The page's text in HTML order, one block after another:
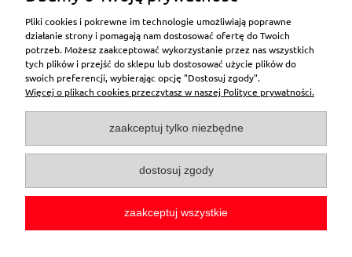
Moje konto
Płatności i dostawa
Pomoc
O firmie
Pliki cookies i pokrewne im technologie umożliwiają poprawne
działanie strony i pomagają nam dostosować ofertę do Twoich
potrzeb. Możesz zaakceptować wykorzystanie przez nas wszystkich
tych plików i przejść do sklepu lub dostosować użycie plików do
swoich preferencji, wybierając opcję "Dostosuj zgody".
Więcej o plikach cookies przeczytasz w naszej Polityce prywatności.
zaakceptuj tylko niezbędne
dostosuj zgody
zaakceptuj wszystkie